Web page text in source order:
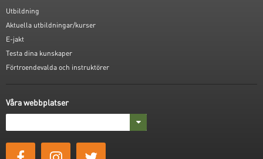
Utbildning
Aktuella utbildningar/kurser
E-jakt
Testa dina kunskaper
Förtroendevalda och instruktörer
Våra webbplatser